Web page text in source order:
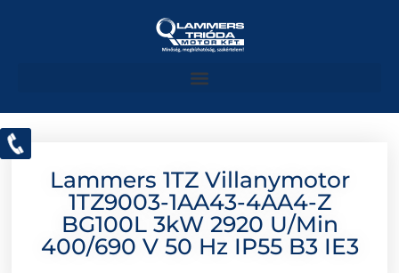
Lammers 1TZ Villanymotor
1TZ9003-1AA43-4AA4-Z
BG100L 3kW 2920 U/min
400/690 V 50 Hz IP55 B3 IE3